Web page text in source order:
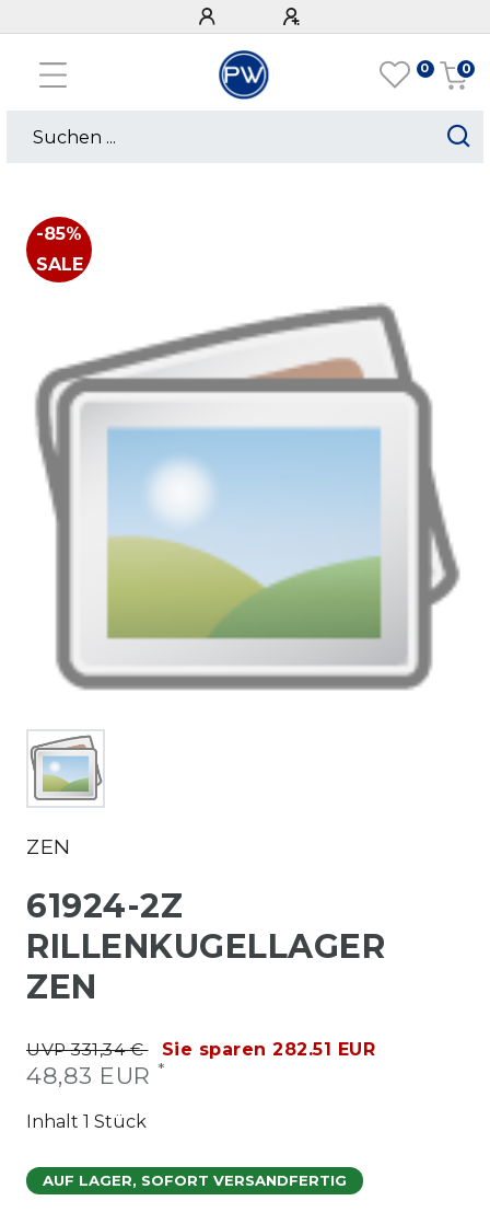
0 0
-85%
SALE
ZEN
61924-2Z
RILLENKUGELLAGER
ZEN
UVP 331,34 € Sie sparen 282.51 EUR
48,83 EUR *
Inhalt 1 Stück
AUF LAGER, SOFORT VERSANDFERTIG